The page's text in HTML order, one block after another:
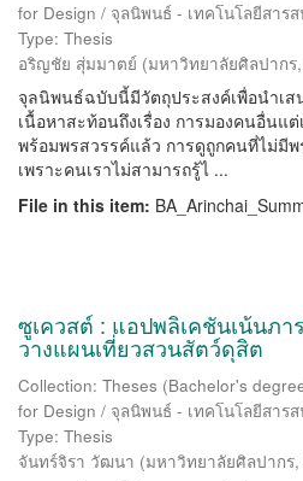
for Design / จุลนิพนธ์ - เทคโนโลยีสาร
Type: Thesis
อริญชัย สุ่มมาตย์ (มหาวิทยาลัยศิลปากร,
จุลนิพนธ์ฉบับนี้มีวัตถุประสงค์เพื่อนำเ
เนื้อหาสะท้อนถึงเรื่อง การมองคนอื่นแ
พร้อมพรสวรรค์แล้ว การดูถูกคนที่ไม่มี
เพราะคนเราไม่สามารถรู้ไ ...
File in this item:
ซูเควสต์ : แอปพลิเคชันเน้นภา
วางแผนเที่ยวสวนสัตว์ดุสิต
Collection: Theses (Bachelor's
for Design / จุลนิพนธ์ - เทคโนโลยีสาร
Type: Thesis
จันทร์จิรา วัฒนา (มหาวิทยาลัยศิลปากร,